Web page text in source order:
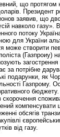
що протягом
Президент
заявив, що
навколо газу».
потоку
для України
може створити
(Газпроиу)
за потрібне
подарунки, як
Газпрому.
скорочення
компенсувати
обсягів
від газу.